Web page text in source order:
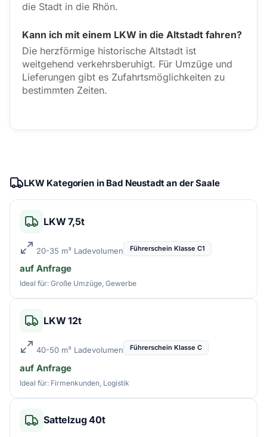
die Stadt in die Rhön.
Kann ich mit einem LKW in die Altstadt fahren?
Die herzförmige historische Altstadt ist
weitgehend verkehrsberuhigt. Für Umzüge und
Lieferungen gibt es Zufahrtsmöglichkeiten zu
bestimmten Zeiten.
LKW Kategorien in Bad Neustadt an der Saale
LKW 7,5t
20-35 m³ Ladevolumen Führerschein Klasse C1
auf Anfrage
Ideal für: Große Umzüge, Gewerbe
LKW 12t
40-50 m³ Ladevolumen Führerschein Klasse C
auf Anfrage
Ideal für: Firmenkunden, Logistik
Sattelzug 40t